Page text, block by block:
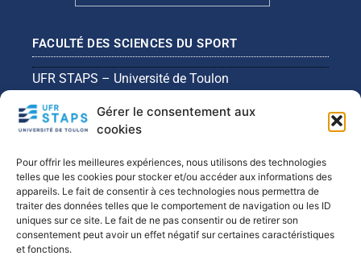
Gérer le consentement aux
cookies
Pour offrir les meilleures expériences, nous utilisons des technologies
telles que les cookies pour stocker et/ou accéder aux informations des
appareils. Le fait de consentir à ces technologies nous permettra de
traiter des données telles que le comportement de navigation ou les ID
uniques sur ce site. Le fait de ne pas consentir ou de retirer son
consentement peut avoir un effet négatif sur certaines caractéristiques
et fonctions.
FACULTÉ DES SCIENCES DU SPORT
UFR STAPS – Université de Toulon
Campus de La Garde - Bâtiment K
04 94 14 28 40
staps@univ-tln.fr
INFORMATIONS UTILES